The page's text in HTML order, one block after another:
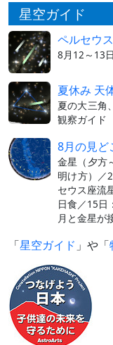
星空ガイド
ペルセウ
8月12～13
夏休み 天
夏の大三角
観察ガイド
8月の見ど
金星（夕方
明け方）／
セウス座流
日食／15日
月と金星が
「星空ガイド 」や「